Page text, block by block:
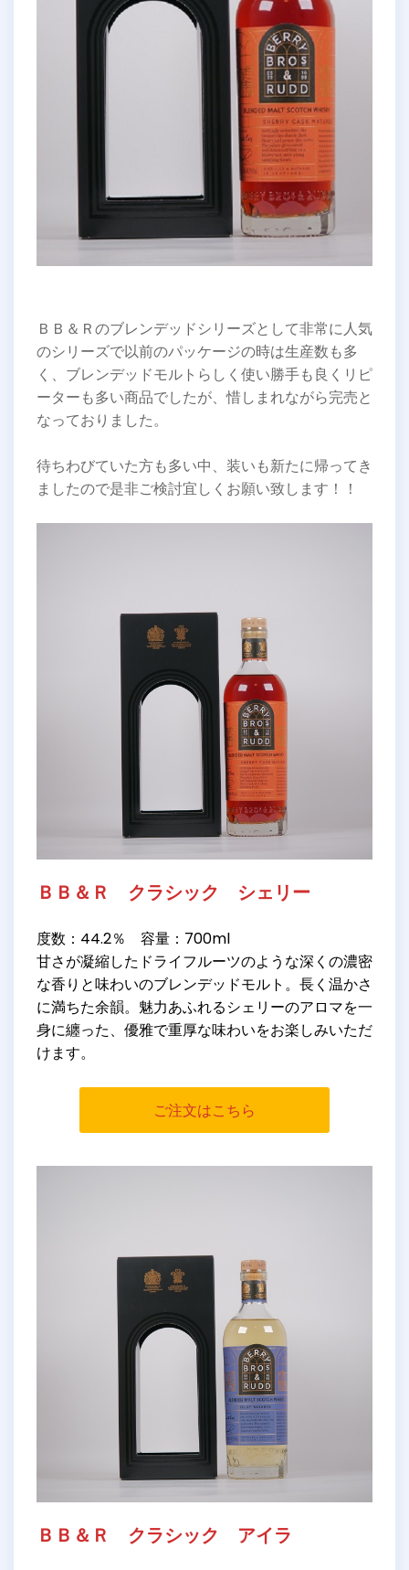
ＢＢ＆Ｒのブレンデッドシリーズとして非常に人気
のシリーズで以前のパッケージの時は生産数も多
く、ブレンデッドモルトらしく使い勝手も良くリピ
ーターも多い商品でしたが、惜しまれながら完売と
なっておりました。
待ちわびていた方も多い中、装いも新たに帰ってき
ましたので是非ご検討宜しくお願い致します！！
ＢＢ＆Ｒ クラシック シェリー
度数：44.2％ 容量：700ml
甘さが凝縮したドライフルーツのような深くの濃密
な香りと味わいのブレンデッドモルト。長く温かさ
に満ちた余韻。魅力あふれるシェリーのアロマを一
身に纏った、優雅で重厚な味わいをお楽しみいただ
けます。
ご注文はこちら
ＢＢ＆Ｒ クラシック アイラ